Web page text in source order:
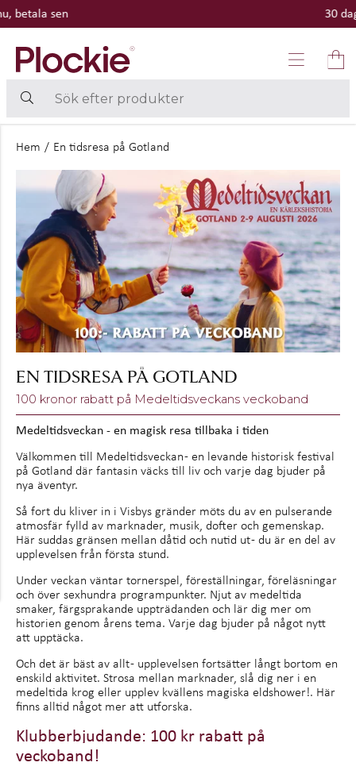
Hem / En tidsresa på Gotland
EN TIDSRESA PÅ GOTLAND
100 kronor rabatt på Medeltidsveckans veckoband
Medeltidsveckan - en magisk resa tillbaka i tiden
Välkommen till Medeltidsveckan - en levande historisk festival
på Gotland där fantasin väcks till liv och varje dag bjuder på
nya äventyr.
Så fort du kliver in i Visbys gränder möts du av en pulserande
atmosfär fylld av marknader, musik, dofter och gemenskap.
Här suddas gränsen mellan dåtid och nutid ut - du är en del av
upplevelsen från första stund.
Under veckan väntar tornerspel, föreställningar, föreläsningar
och över sexhundra programpunkter. Njut av medeltida
smaker, färgsprakande uppträdanden och lär dig mer om
historien genom årens tema. Varje dag bjuder på något nytt
att upptäcka.
Och det är bäst av allt - upplevelsen fortsätter långt bortom en
enskild aktivitet. Strosa mellan marknader, slå dig ner i en
medeltida krog eller upplev kvällens magiska eldshower!. Här
finns alltid något mer att utforska.
Klubberbjudande: 100 kr rabatt på
veckoband!